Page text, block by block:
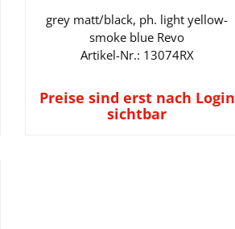
grey matt/black, ph. light yellow-
smoke blue Revo
Artikel-Nr.: 13074RX
Preise sind erst nach Login
sichtbar